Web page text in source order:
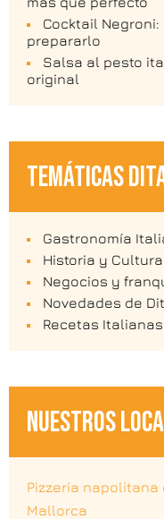
Cocktail
prepararlo
Salsa al pesto
original
TEMÁTICAS
Gastronomía
Historia y
Negocios y
Novedades de
Recetas Italianas
NUESTROS
Pizzería napolitana
Mallorca